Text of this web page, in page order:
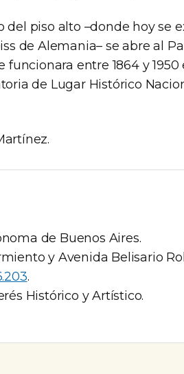
del piso alto –donde hoy se
de Alemania– se abre al
entre 1864 y
de Lugar Histórico
de Buenos Aires.
y Avenida Belisario
.
Histórico y Artístico.